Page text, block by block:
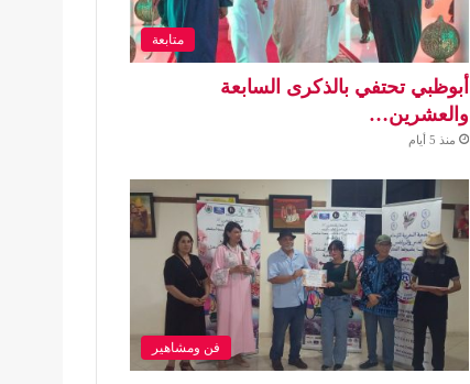
متابعة
أبوظبي تحتفي بالذكرى السابعة
والعشرين…
منذ 5 أيام
فن ومشاهير